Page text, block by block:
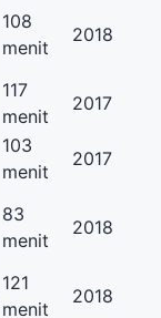
108
menit
2018
117
menit
2017
103
menit
2017
83
menit
2018
121
menit
2018